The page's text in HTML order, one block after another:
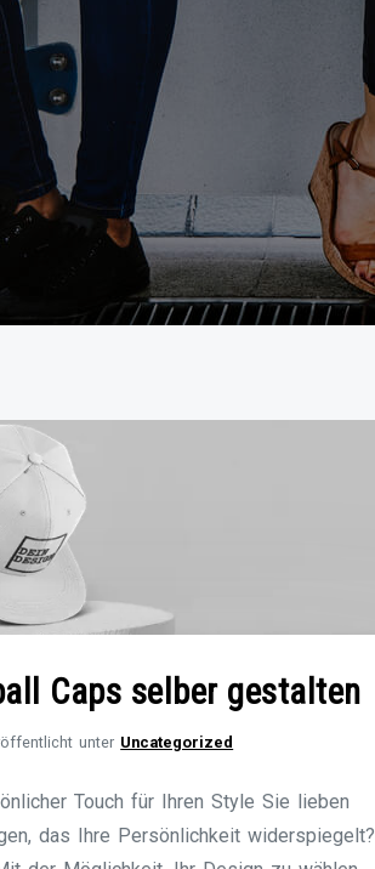
Caps selber gestalten
unter Uncategorized
Touch für Ihren Style Sie lieben
das Ihre Persönlichkeit widerspiegelt?